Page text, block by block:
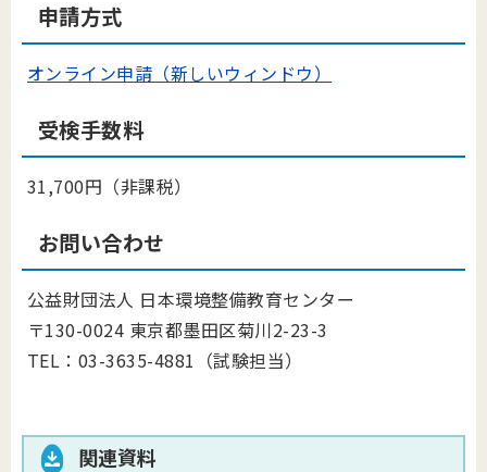
申請方式
オンライン申請（新しいウィンドウ）
受検手数料
31,700円（非課税）
お問い合わせ
公益財団法人 日本環境整備教育センター
〒130-0024 東京都墨田区菊川2-23-3
TEL：03-3635-4881（試験担当）
関連資料